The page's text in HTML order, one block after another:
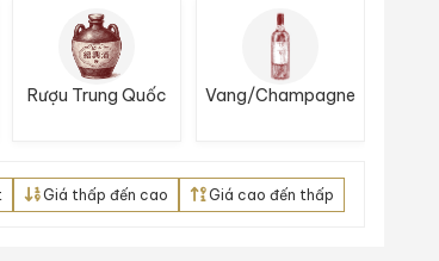
Rượu Trung Quốc Vang/Champagne
Giá thấp đến cao Giá cao đến thấp